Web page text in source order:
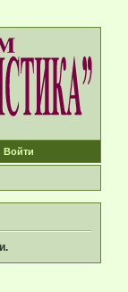
Войти